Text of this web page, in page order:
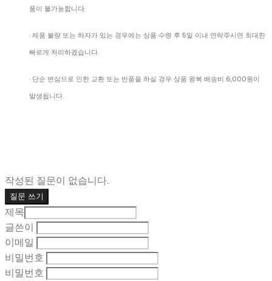
품이 불가능합니다.
· 제품 불량 또는 하자가 있는 경우에는 상품 수령 후 5일 이내 연락주시면 최대한
빠르게 처리하겠습니다.
· 단순 변심으로 인한 교환 또는 반품을 하실 경우 상품 왕복 배송비 6,000원이
발생됩니다.
작성된 질문이 없습니다.
질문 쓰기
제목
글쓴이
이메일
비밀번호
비밀번호